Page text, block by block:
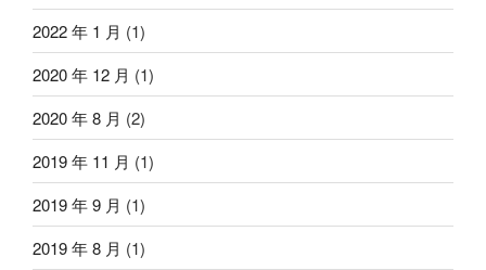
2022 年 1 月 (1)
2020 年 12 月 (1)
2020 年 8 月 (2)
2019 年 11 月 (1)
2019 年 9 月 (1)
2019 年 8 月 (1)